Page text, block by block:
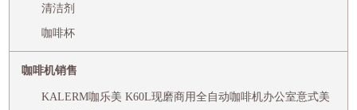
清洁剂
咖啡杯
咖啡机销售
KALERM咖乐美 K60L现磨商用全自动咖啡机办公室意式美